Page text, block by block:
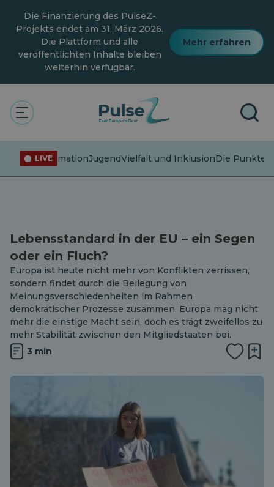
Hauptinhalt
springen
Die Finanzierung des PulseZ-
Projekts endet am 31. März 2026.
Die Plattform und alle
veröffentlichten Inhalte bleiben
weiterhin verfügbar.
Mehr erfahren
LIVE
FehlinformationJugendVielfalt und InklusionDie Punkte
Der Puls Artikelserie
Artikelserie
Lebensstandard in der EU – ein Segen
oder ein Fluch?
Europa ist heute nicht mehr von Konflikten zerrissen,
sondern findet durch die Beilegung von
Meinungsverschiedenheiten im Rahmen
demokratischer Prozesse zusammen. Europa mag nicht
mehr die einstige Macht sein, doch es trägt zweifellos zu
mehr Stabilität zwischen den Mitgliedstaaten bei.
3 min